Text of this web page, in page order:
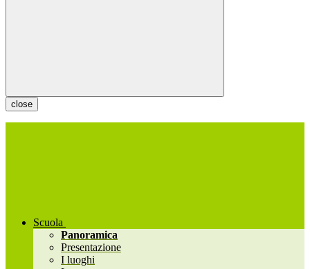
close
Scuola
Panoramica
Presentazione
I luoghi